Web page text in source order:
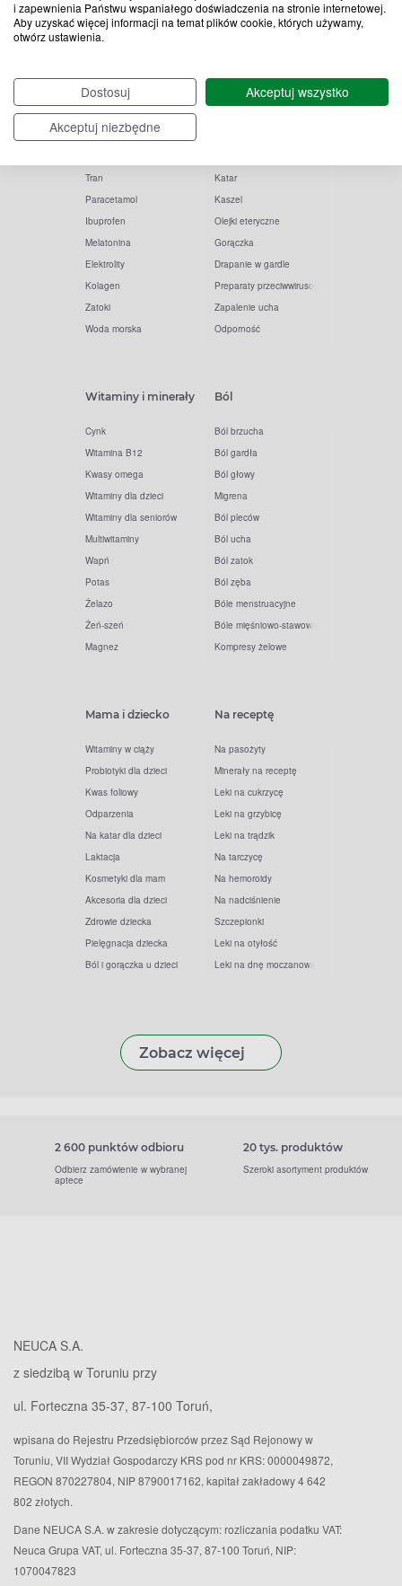
i zapewnienia Państwu wspaniałego doświadczenia na stronie internetowej.
Aby uzyskać więcej informacji na temat plików cookie, których używamy,
otwórz ustawienia.
Dostosuj
Akceptuj wszystko
Akceptuj niezbędne
Popularne zapytania
Witamina D
Witamina C
Tran
Paracetamol
Ibuprofen
Melatonina
Elektrolity
Kolagen
Zatoki
Woda morska
Przeziębienie i grypa
Katar
Kaszel
Olejki eteryczne
Gorączka
Drapanie w gardle
Preparaty przeciwwirusowe
Zapalenie ucha
Odporność
Witaminy i minerały
Cynk
Witamina B12
Kwasy omega
Witaminy dla dzieci
Witaminy dla seniorów
Multiwitaminy
Wapń
Potas
Żelazo
Żeń-szeń
Magnez
Ból
Ból brzucha
Ból gardła
Ból głowy
Migrena
Ból pleców
Ból ucha
Ból zatok
Ból zęba
Bóle menstruacyjne
Bóle mięśniowo-stawowe
Kompresy żelowe
Mama i dziecko
Witaminy w ciąży
Probiotyki dla dzieci
Kwas foliowy
Odparzenia
Na katar dla dzieci
Laktacja
Kosmetyki dla mam
Akcesoria dla dzieci
Zdrowie dziecka
Pielęgnacja dziecka
Ból i gorączka u dzieci
Na receptę
Na pasożyty
Minerały na receptę
Leki na cukrzycę
Leki na grzybicę
Leki na trądzik
Na tarczycę
Na hemoroidy
Na nadciśnienie
Szczepionki
Leki na otyłość
Leki na dnę moczanową
Zobacz więcej
2 600 punktów odbioru
Odbierz zamówienie w wybranej
aptece
20 tys. produktów
Szeroki asortyment produktów
NEUCA S.A.
z siedzibą w Toruniu przy
ul. Forteczna 35-37, 87-100 Toruń,
wpisana do Rejestru Przedsiębiorców przez Sąd Rejonowy w
Toruniu, VII Wydział Gospodarczy KRS pod nr KRS: 0000049872,
REGON 870227804, NIP 8790017162, kapitał zakładowy 4 642
802 złotych.
Dane NEUCA S.A. w zakresie dotyczącym: rozliczania podatku VAT:
Neuca Grupa VAT, ul. Forteczna 35-37, 87-100 Toruń, NIP:
1070047823